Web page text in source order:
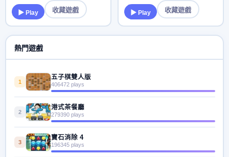
▶ Play 收藏遊戲 ▶ Play 收藏遊戲
熱門遊戲
1
五子棋雙人版
406472 plays
2
港式茶餐廳
279390 plays
3
寶石消除 4
196345 plays